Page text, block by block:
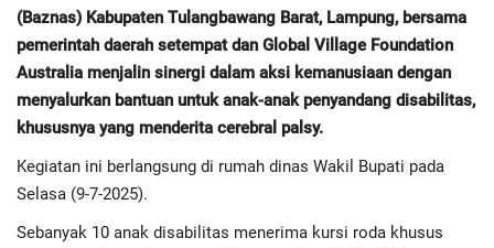
Wisata
Politik
Hukum & Kriminal
(Baznas) Kabupaten Tulangbawang Barat, Lampung, bersama
pemerintah daerah setempat dan Global Village Foundation
Australia menjalin sinergi dalam aksi kemanusiaan dengan
menyalurkan bantuan untuk anak-anak penyandang disabilitas,
khususnya yang menderita cerebral palsy.
Kegiatan ini berlangsung di rumah dinas Wakil Bupati pada
Selasa (9-7-2025).
Sebanyak 10 anak disabilitas menerima kursi roda khusus